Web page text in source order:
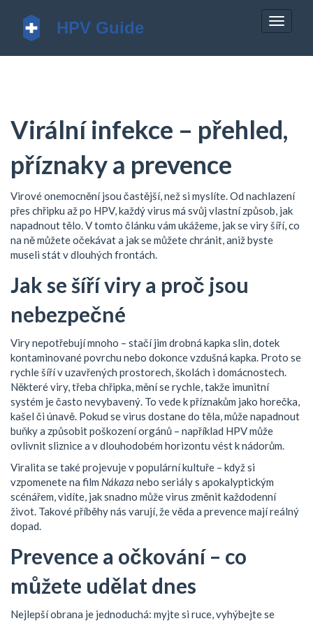
Virální infekce – přehled,
příznaky a prevence
Virové onemocnění jsou častější, než si myslíte. Od nachlazení
přes chřipku až po HPV, každý virus má svůj vlastní způsob, jak
napadnout tělo. V tomto článku vám ukážeme, jak se viry šíří, co
na ně můžete očekávat a jak se můžete chránit, aniž byste
museli stát v dlouhých frontách.
Jak se šíří viry a proč jsou
nebezpečné
Viry nepotřebují mnoho – stačí jim drobná kapka slin, dotek
kontaminované povrchu nebo dokonce vzdušná kapka. Proto se
rychle šíří v uzavřených prostorech, školách i domácnostech.
Některé viry, třeba chřipka, mění se rychle, takže imunitní
systém je často nevybavený. To vede k příznakům jako horečka,
kašel či únavě. Pokud se virus dostane do těla, může napadnout
buňky a způsobit poškození orgánů – například HPV může
ovlivnit sliznice a v dlouhodobém horizontu vést k nádorům.
Viralita se také projevuje v populární kultuře – když si
vzpomenete na film Nákaza nebo seriály s apokalyptickým
scénářem, vidíte, jak snadno může virus změnit každodenní
život. Takové příběhy nás varují, že věda a prevence mají reálný
dopad.
Prevence a očkování – co
můžete udělat dnes
Nejlepší obrana je jednoduchá: myjte si ruce, vyhýbejte se